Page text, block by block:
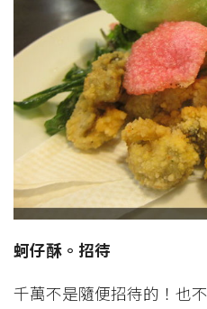
蚵仔酥。招待
千萬不是隨便招待的！也